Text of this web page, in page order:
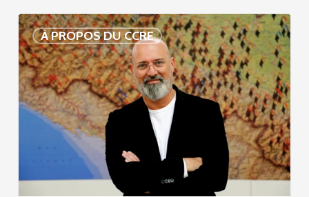
À PROPOS DU CCRE
Voix
de
nos
75
ans
d’histoire
Stefano